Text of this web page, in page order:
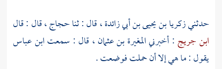
حدثنيزكريا بن يحيى بن أبي زائدة ،قال : ثناحجاج ،قال : قال
ابن جريج : أخبرنيالمغيرة بن عثمان ، قال : سمعتابن عباس
يقول : ما هي إلا أن حملت فوضعت .